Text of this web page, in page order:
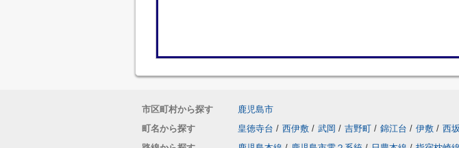
市区町村から探す
鹿児島市
町名から探す
皇徳寺台 / 西伊敷 / 武岡 / 吉野町 / 錦江台 / 伊敷 / 西